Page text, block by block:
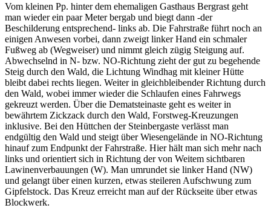
Vom kleinen Pp. hinter dem ehemaligen Gasthaus Bergrast geht
man wieder ein paar Meter bergab und biegt dann -der
Beschilderung entsprechend- links ab. Die Fahrstraße führt noch an
einigen Anwesen vorbei, dann zweigt linker Hand ein schmaler
Fußweg ab (Wegweiser) und nimmt gleich zügig Steigung auf.
Abwechselnd in N- bzw. NO-Richtung zieht der gut zu begehende
Steig durch den Wald, die Lichtung Windhag mit kleiner Hütte
bleibt dabei rechts liegen. Weiter in gleichbleibender Richtung durch
den Wald, wobei immer wieder die Schlaufen eines Fahrwegs
gekreuzt werden. Über die Dematsteinaste geht es weiter in
bewährtem Zickzack durch den Wald, Forstweg-Kreuzungen
inklusive. Bei den Hüttchen der Steinbergaste verlässt man
endgültig den Wald und steigt über Wiesengelände in NO-Richtung
hinauf zum Endpunkt der Fahrstraße. Hier hält man sich mehr nach
links und orientiert sich in Richtung der von Weitem sichtbaren
Lawinenverbauungen (W). Man umrundet sie linker Hand (NW)
und gelangt über einen kurzen, etwas steileren Aufschwung zum
Gipfelstock. Das Kreuz erreicht man auf der Rückseite über etwas
Blockwerk.